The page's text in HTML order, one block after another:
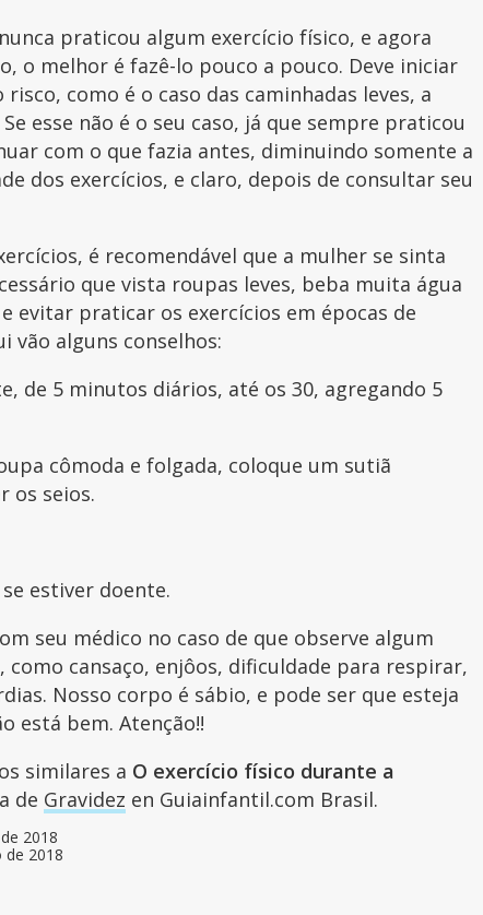
praticou algum exercício físico, e agora
o melhor é fazê-lo pouco a pouco. Deve iniciar
como é o caso das caminhadas leves, a
esse não é o seu caso, já que sempre praticou
com o que fazia antes, diminuindo somente a
dos exercícios, e claro, depois de consultar seu
é recomendável que a mulher se sinta
que vista roupas leves, beba muita água
evitar praticar os exercícios em épocas de
vão alguns conselhos:
de 5 minutos diários, até os 30, agregando 5
cômoda e folgada, coloque um sutiã
os seios.
estiver doente.
seu médico no caso de que observe algum
como cansaço, enjôos, dificuldade para respirar,
Nosso corpo é sábio, e pode ser que esteja
está bem. Atenção!!
similares a O exercício físico durante a
de Gravidez en Guiainfantil.com Brasil.
2018
de 2018